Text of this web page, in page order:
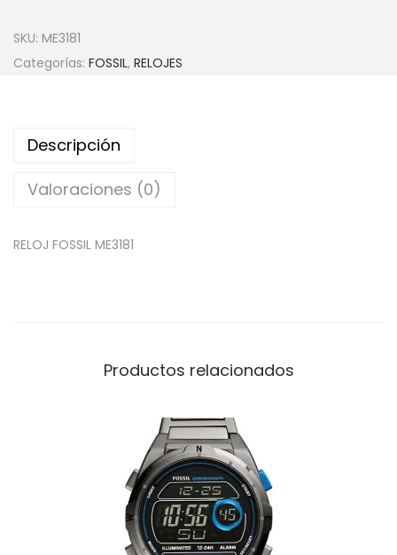
SKU: ME3181
Categorías: FOSSIL, RELOJES
Descripción
Valoraciones (0)
RELOJ FOSSIL ME3181
Productos relacionados